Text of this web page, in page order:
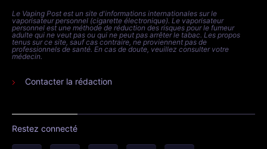
Le Vaping Post est un site d'informations internationales sur le
vaporisateur personnel (cigarette électronique). Le vaporisateur
personnel est une méthode de réduction des risques pour le fumeur
adulte qui ne veut pas ou qui ne peut pas arrêter le tabac. Les propos
tenus sur ce site, sauf cas contraire, ne proviennent pas de
professionnels de santé. En cas de doute, veuillez consulter votre
médecin.
Contacter la rédaction
Restez connecté